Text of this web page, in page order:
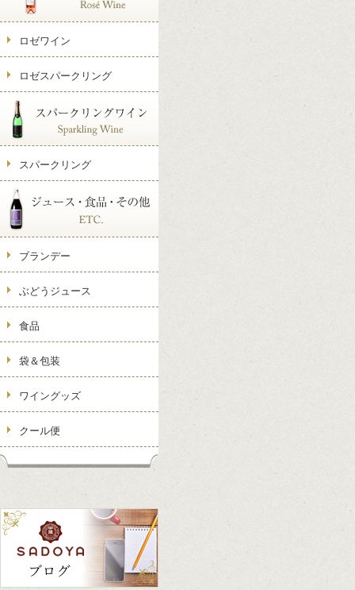
ロゼワイン
ロゼスパークリング
スパークリング
ブランデー
ぶどうジュース
食品
袋＆包装
ワイングッズ
クール便